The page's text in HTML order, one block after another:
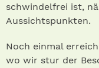
schwindelfrei ist,
Aussichtspunkten.
Noch einmal
wo wir stur der